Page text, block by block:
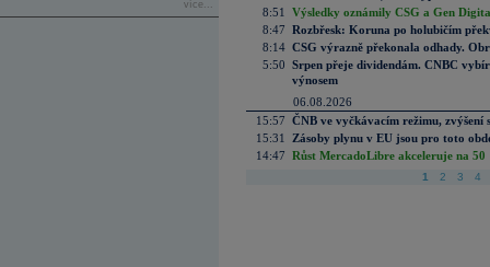
více...
8:51
Výsledky oznámily CSG a Gen
8:47 Rozbřesk: Koruna po holubičím
8:14 CSG výrazně překonala odhady.
5:50 Srpen přeje dividendám. CNBC
výnosem
06.08.2026
15:57 ČNB ve vyčkávacím režimu, zvýšení
15:31
Zásoby plynu v EU jsou pro toto
14:47 Růst MercadoLibre akceleruje na
1 2 3 4